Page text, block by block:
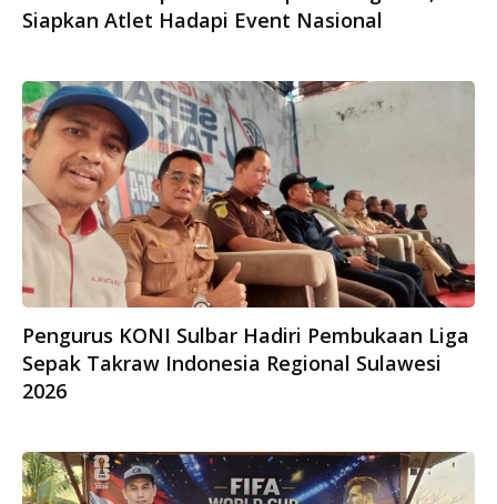
Siapkan Atlet Hadapi Event Nasional
Pengurus KONI Sulbar Hadiri Pembukaan Liga
Sepak Takraw Indonesia Regional Sulawesi
2026